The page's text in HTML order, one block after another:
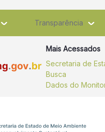
Transparência
Mais Acessados
Busca